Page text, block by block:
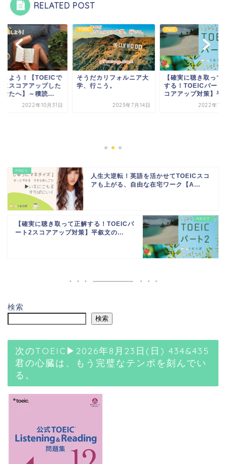
RELATED POST
しよう！【TOEICで
にスコアアップした
なたへ】～積読...
2022年10月31日
TOEIC
そうだカリフォルニア大
学、行こう。
2023年7月14日
Part2
【確実に聴き取って
する！TOEICパート
コアアップ対策】平
2022年12
人生大逆転！英語を活かせてTOEICスコ
アも上がる、自由な在宅ワーク【A...
【確実に聴き取って正解する！TOEICパ
ート2スコアアップ対策】平叙文の...
検索
検索
次のTOEIC▶2026年8月23日(日) 434&435
君の心臓は、もう完璧なテンポを刻んでい
る。